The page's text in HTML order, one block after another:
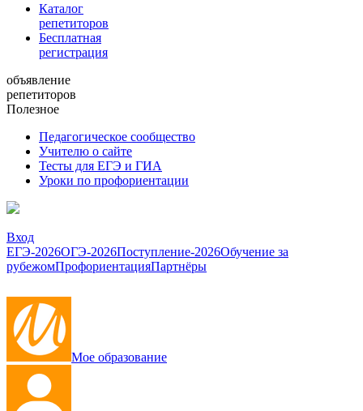
Каталог
репетиторов
Бесплатная
регистрация
объявление
репетиторов
Полезное
Педагогическое сообщество
Учителю о сайте
Тесты для ЕГЭ и ГИА
Уроки по профориентации
Вход
ЕГЭ-2026ОГЭ-2026Поступление-2026Обучение за
рубежомПрофориентацияПартнёры
Мое образование